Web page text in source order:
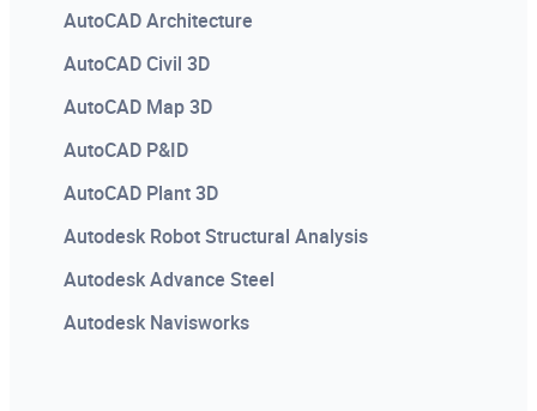
AutoCAD Architecture
AutoCAD Civil 3D
AutoCAD Map 3D
AutoCAD P&ID
AutoCAD Plant 3D
Autodesk Robot Structural Analysis
Autodesk Advance Steel
Autodesk Navisworks